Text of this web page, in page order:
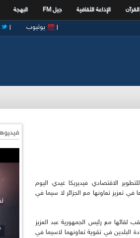
الإذاعة الثقافية جيل FM البهجة
يوتيوب
الاقتصادي فيديريكا غيدي اليوم
في تعزيز تعاونها مع الجزائر لا سيما في
مع رئيس الجمهورية عبد العزيز
البلدين في تقوية تعاونهما لاسيما في